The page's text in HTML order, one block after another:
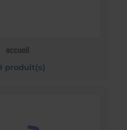
accueil
produit(s)